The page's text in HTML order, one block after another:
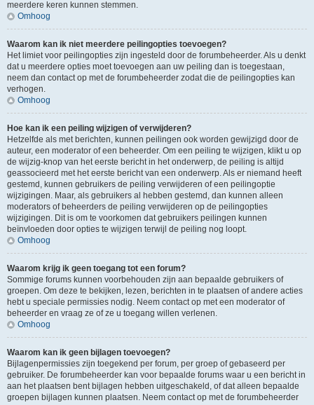
meerdere keren kunnen stemmen.
Omhoog
Waarom kan ik niet meerdere peilingopties toevoegen?
Het limiet voor peilingopties zijn ingesteld door de forumbeheerder. Als u denkt
dat u meerdere opties moet toevoegen aan uw peiling dan is toegestaan,
neem dan contact op met de forumbeheerder zodat die de peilingopties kan
verhogen.
Omhoog
Hoe kan ik een peiling wijzigen of verwijderen?
Hetzelfde als met berichten, kunnen peilingen ook worden gewijzigd door de
auteur, een moderator of een beheerder. Om een peiling te wijzigen, klikt u op
de wijzig-knop van het eerste bericht in het onderwerp, de peiling is altijd
geassocieerd met het eerste bericht van een onderwerp. Als er niemand heeft
gestemd, kunnen gebruikers de peiling verwijderen of een peilingoptie
wijzigingen. Maar, als gebruikers al hebben gestemd, dan kunnen alleen
moderators of beheerders de peiling verwijderen op de peilingopties
wijzigingen. Dit is om te voorkomen dat gebruikers peilingen kunnen
beïnvloeden door opties te wijzigen terwijl de peiling nog loopt.
Omhoog
Waarom krijg ik geen toegang tot een forum?
Sommige forums kunnen voorbehouden zijn aan bepaalde gebruikers of
groepen. Om deze te bekijken, lezen, berichten in te plaatsen of andere acties
hebt u speciale permissies nodig. Neem contact op met een moderator of
beheerder en vraag ze of ze u toegang willen verlenen.
Omhoog
Waarom kan ik geen bijlagen toevoegen?
Bijlagenpermissies zijn toegekend per forum, per groep of gebaseerd per
gebruiker. De forumbeheerder kan voor bepaalde forums waar u een bericht in
aan het plaatsen bent bijlagen hebben uitgeschakeld, of dat alleen bepaalde
groepen bijlagen kunnen plaatsen. Neem contact op met de forumbeheerder